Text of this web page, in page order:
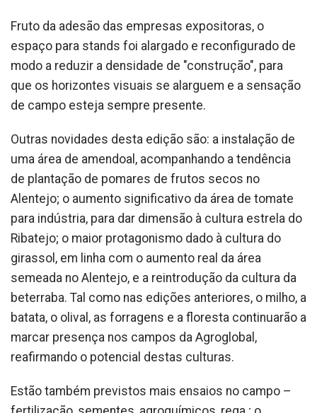
Fruto da adesão das empresas expositoras, o
espaço para stands foi alargado e reconfigurado de
modo a reduzir a densidade de "construção", para
que os horizontes visuais se alarguem e a sensação
de campo esteja sempre presente.
Outras novidades desta edição são: a instalação de
uma área de amendoal, acompanhando a tendência
de plantação de pomares de frutos secos no
Alentejo; o aumento significativo da área de tomate
para indústria, para dar dimensão à cultura estrela do
Ribatejo; o maior protagonismo dado à cultura do
girassol, em linha com o aumento real da área
semeada no Alentejo, e a reintrodução da cultura da
beterraba. Tal como nas edições anteriores, o milho, a
batata, o olival, as forragens e a floresta continuarão a
marcar presença nos campos da Agroglobal,
reafirmando o potencial destas culturas.
Estão também previstos mais ensaios no campo –